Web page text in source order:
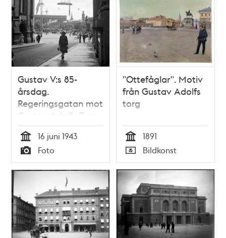
Gustav V:s 85-
årsdag.
Regeringsgatan mot
Gustav Adolfs Torg
Tid
16 juni 1943
Typ
Foto
"Ottefåglar". Motiv
från Gustav Adolfs
torg
Tid
1891
Typ
Bildkonst